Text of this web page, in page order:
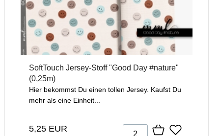
SoftTouch Jersey-Stoff "Good Day #nature"
(0,25m)
Hier bekommst Du einen tollen Jersey. Kaufst Du
mehr als eine Einheit...
5,25 EUR